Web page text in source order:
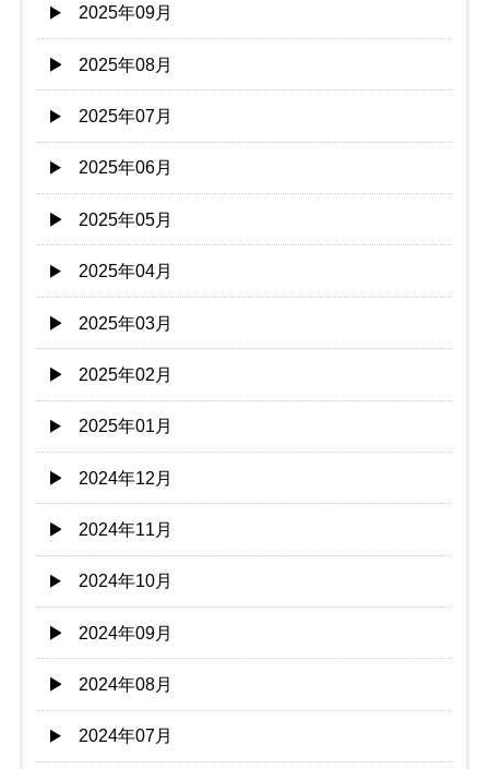
2025年09月
2025年08月
2025年07月
2025年06月
2025年05月
2025年04月
2025年03月
2025年02月
2025年01月
2024年12月
2024年11月
2024年10月
2024年09月
2024年08月
2024年07月